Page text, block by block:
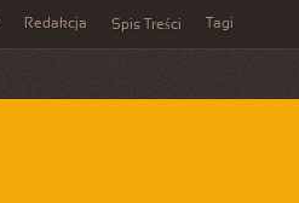
Redakcja Spis Treści Tagi